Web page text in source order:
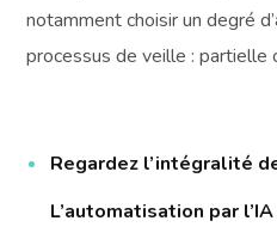
notamment choisir un degré
processus de veille : partielle
Regardez l’intégralité
L’automatisation par